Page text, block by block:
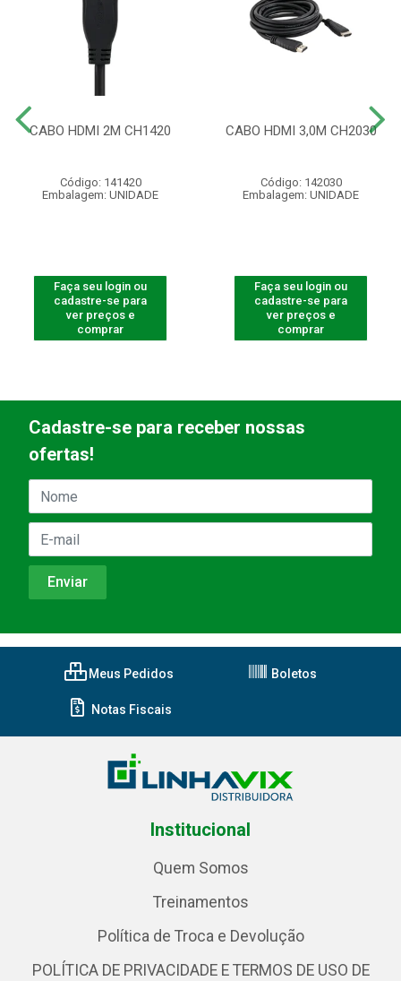
CABO HDMI 2M CH1420
Código: 141420
Embalagem: UNIDADE
Faça seu login ou
cadastre-se para
ver preços e
comprar
CABO HDMI 3,0M CH2030
Código: 142030
Embalagem: UNIDADE
Faça seu login ou
cadastre-se para
ver preços e
comprar
Cadastre-se para receber nossas
ofertas!
Meus Pedidos Boletos
Notas Fiscais
Institucional
Quem Somos
Treinamentos
Política de Troca e Devolução
POLÍTICA DE PRIVACIDADE E TERMOS DE USO DE